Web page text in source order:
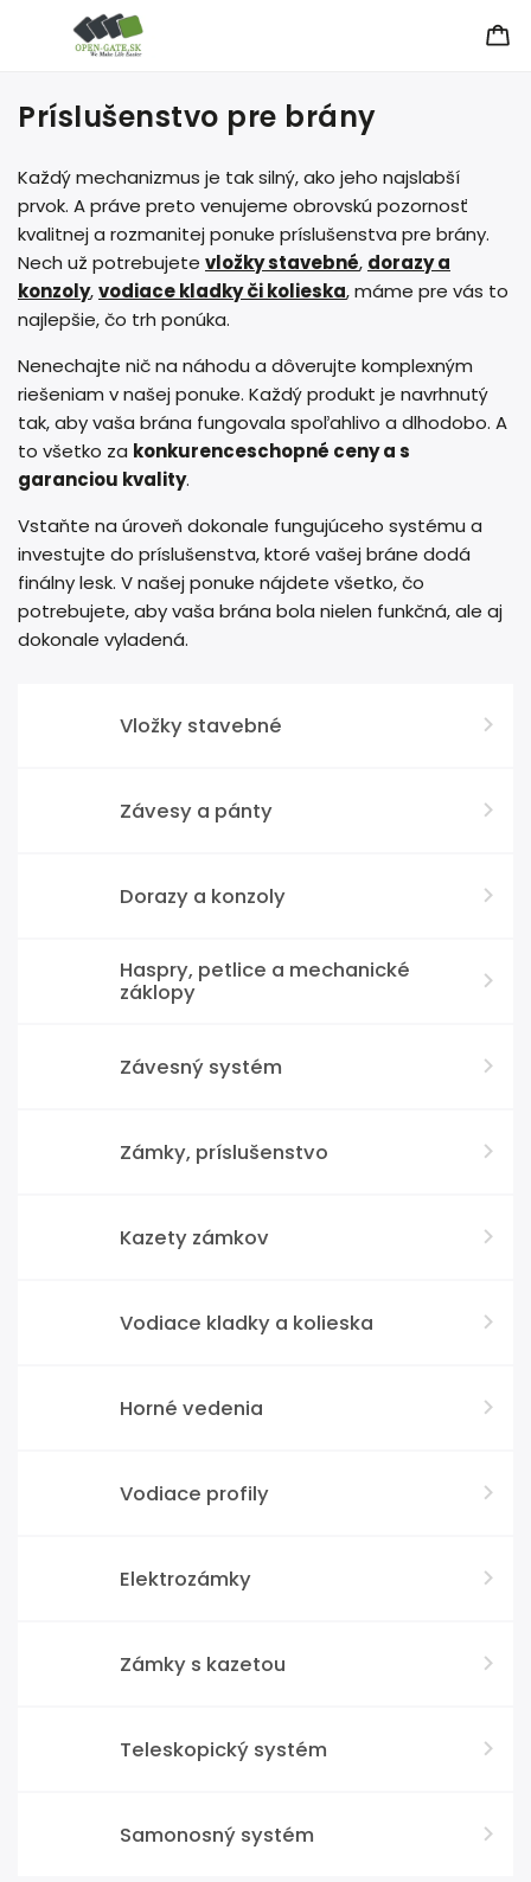
Príslušenstvo pre brány
Každý mechanizmus je tak silný, ako jeho najslabší
prvok. A práve preto venujeme obrovskú pozornosť
kvalitnej a rozmanitej ponuke príslušenstva pre brány.
Nech už potrebujete vložky stavebné, dorazy a
konzoly,vodiace kladky či kolieska, máme pre vás to
najlepšie, čo trh ponúka.
Nenechajte nič na náhodu a dôverujte komplexným
riešeniam v našej ponuke. Každý produkt je navrhnutý
tak, aby vaša brána fungovala spoľahlivo a dlhodobo. A
to všetko za konkurenceschopné ceny a s
garanciou kvality.
Vstaňte na úroveň dokonale fungujúceho systému a
investujte do príslušenstva, ktoré vašej bráne dodá
finálny lesk. V našej ponuke nájdete všetko, čo
potrebujete, aby vaša brána bola nielen funkčná, ale aj
dokonale vyladená.
Vložky stavebné
Závesy a pánty
Dorazy a konzoly
Haspry, petlice a mechanické
záklopy
Závesný systém
Zámky, príslušenstvo
Kazety zámkov
Vodiace kladky a kolieska
Horné vedenia
Vodiace profily
Elektrozámky
Zámky s kazetou
Teleskopický systém
Samonosný systém